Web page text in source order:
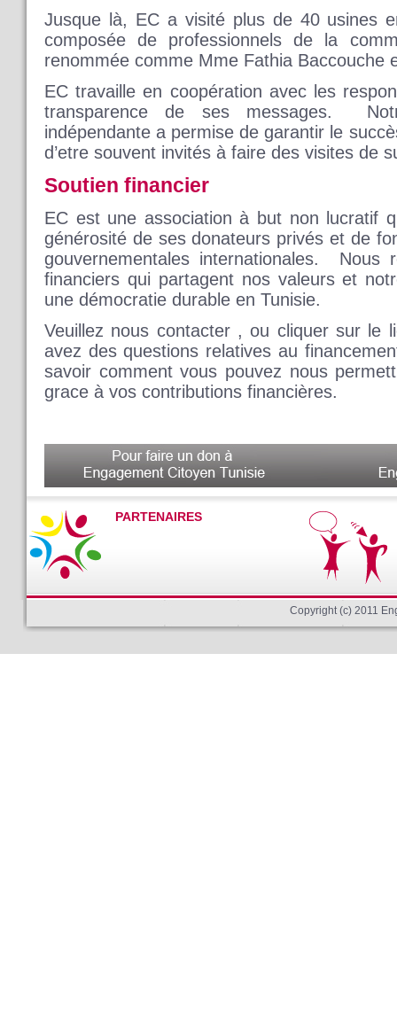
Jusque là, EC a visité plus de 40 usines
composée de professionnels de la
renommée comme Mme Fathia Baccouche
EC travaille en coopération avec les
transparence de ses messages.
indépendante a permise de garantir le
d’etre souvent invités à faire des visites de
Soutien financier
EC est une association à but non lucratif
générosité de ses donateurs privés et de
gouvernementales internationales. Nous
financiers qui partagent nos valeurs et
une démocratie durable en Tunisie.
Veuillez nous contacter , ou cliquer sur le
avez des questions relatives au
savoir comment vous pouvez nous
grace à vos contributions financières.
PARTENAIRES
Copyright (c) 2011